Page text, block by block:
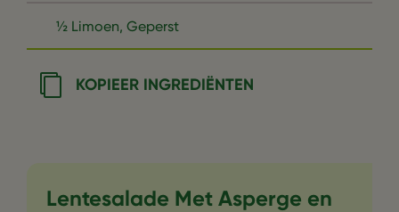
½ Limoen, Geperst
KOPIEER INGREDIËNTEN
Lentesalade Met Asperge en